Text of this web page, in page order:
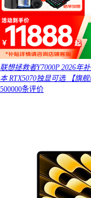
联想拯救者Y7000P 2026年
本 RTX5070独显可选 【旗
500000条评价